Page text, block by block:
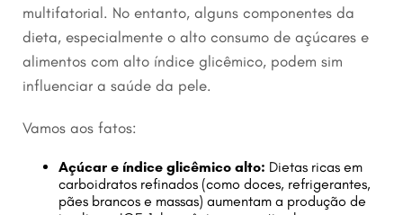
multifatorial. No entanto, alguns componentes da
dieta, especialmente o alto consumo de açúcares e
alimentos com alto índice glicêmico, podem sim
influenciar a saúde da pele.
Vamos aos fatos:
Açúcar e índice glicêmico alto: Dietas ricas em
carboidratos refinados (como doces, refrigerantes,
pães brancos e massas) aumentam a produção de